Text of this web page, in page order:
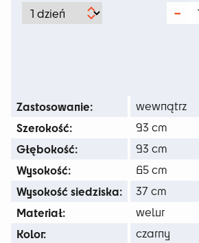
Zastosowanie: wewnątrz
Szerokość: 93 cm
Głębokość: 93 cm
Wysokość: 65 cm
Wysokość siedziska: 37 cm
Materiał: welur
Kolor:
czarny